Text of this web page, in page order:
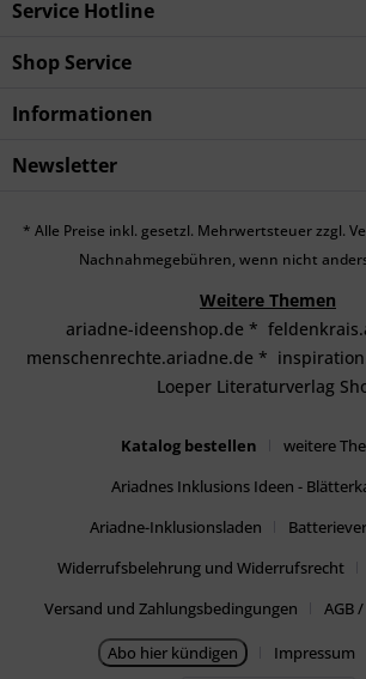
Service Hotline
Shop Service
Informationen
Newsletter
* Alle Preise inkl. gesetzl. Mehrwertsteuer zzgl.
Nachnahmegebühren, wenn nicht
Weitere Themen
ariadne-ideenshop.de *
menschenrechte.ariadne.de *
Loeper Literaturverlag
Katalog bestellen
weitere
Ariadnes Inklusions Ideen -
Ariadne-Inklusionsladen
Widerrufsbelehrung und Widerrufsrecht
Versand und Zahlungsbedingungen
AGB
Abo hier kündigen Impressum